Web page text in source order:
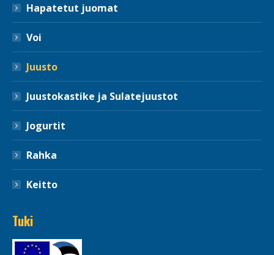
Hapatetut juomat
Voi
Juusto
Juustokastike ja Sulatejuustot
Jogurtit
Rahka
Keitto
Tuki